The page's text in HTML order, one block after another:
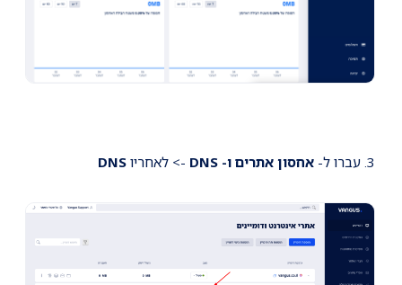
3. עברו ל- אחסון אתרים ו- DNS -> לאחריו DNS